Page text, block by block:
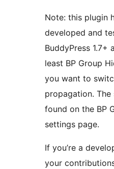
Note: this plugin
developed and
BuddyPress 1.7+
least BP Group
you want to
propagation.
found on the BP
settings page.
If you’re a
your